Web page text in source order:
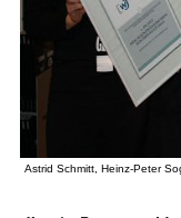
Astrid Schmitt, Heinz-Peter